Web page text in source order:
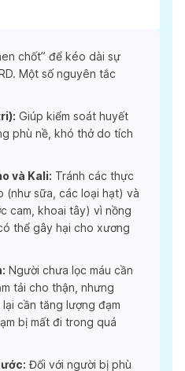
chốt” để kéo dài sự
Một số nguyên tắc
Giúp kiểm soát huyết
phù nề, khó thở do tích
và Kali: Tránh các thực
(như sữa, các loại hạt) và
cam, khoai tây) vì nồng
thể gây hại cho xương
Người chưa lọc máu cần
tải cho thận, nhưng
cần tăng lượng đạm
bị mất đi trong quá
Đối với người bị phù